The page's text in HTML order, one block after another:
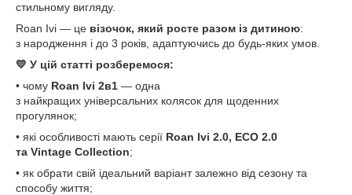
стильному вигляду.⠀
Roan Ivi — це візочок, який росте разом із дитиною:
з народження і до 3 років, адаптуючись до будь-яких умов.
💛 У цій статті розберемося:
• чому Roan Ivi 2в1 — одна
з найкращих універсальних колясок для щоденних
прогулянок;
• які особливості мають серії Roan Ivi 2.0, ECO 2.0
та Vintage Collection;
• як обрати свій ідеальний варіант залежно від сезону та
способу життя;